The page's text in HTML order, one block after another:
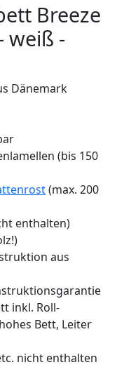
Breeze
weiß -
Dänemark
(bis 150
(max. 200
enthalten)
aus
inkl. Roll-
Bett, Leiter
nicht enthalten